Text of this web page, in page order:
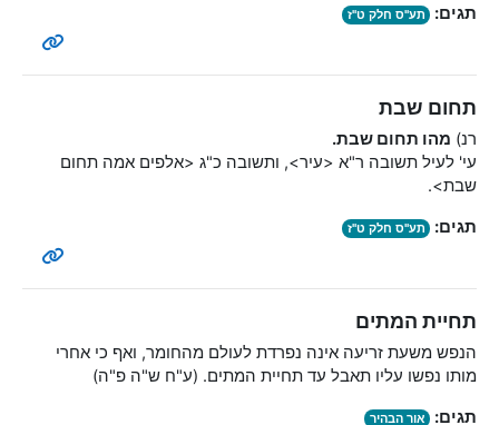
תגים: תע"ס חלק ט"ז
תחום שבת
רנ) מהו תחום שבת.
עי' לעיל תשובה ר"א <עיר>, ותשובה כ"ג <אלפים אמה תחום
שבת>.
תגים: תע"ס חלק ט"ז
תחיית המתים
הנפש משעת זריעה אינה נפרדת לעולם מהחומר, ואף כי אחרי
מותו נפשו עליו תאבל עד תחיית המתים. (ע"ח ש"ה פ"ה)
תגים: אור הבהיר